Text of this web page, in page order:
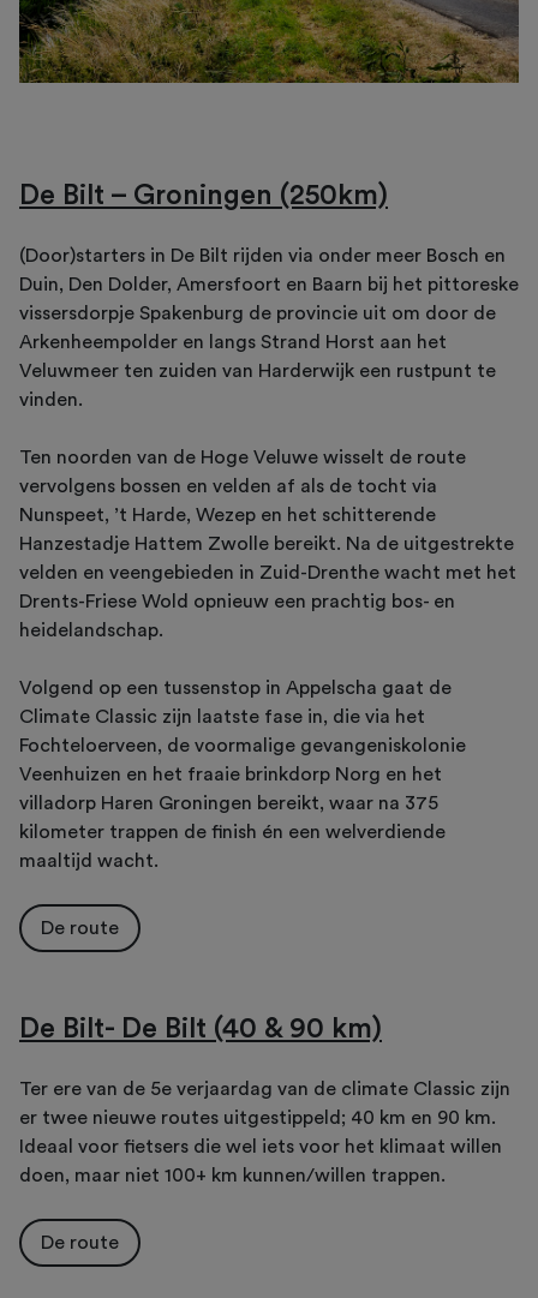
De Bilt – Groningen (250km)
(Door)starters in De Bilt rijden via onder meer Bosch en
Duin, Den Dolder, Amersfoort en Baarn bij het pittoreske
vissersdorpje Spakenburg de provincie uit om door de
Arkenheempolder en langs Strand Horst aan het
Veluwmeer ten zuiden van Harderwijk een rustpunt te
vinden.
Ten noorden van de Hoge Veluwe wisselt de route
vervolgens bossen en velden af als de tocht via
Nunspeet, ’t Harde, Wezep en het schitterende
Hanzestadje Hattem Zwolle bereikt. Na de uitgestrekte
velden en veengebieden in Zuid-Drenthe wacht met het
Drents-Friese Wold opnieuw een prachtig bos- en
heidelandschap.
Volgend op een tussenstop in Appelscha gaat de
Climate Classic zijn laatste fase in, die via het
Fochteloerveen, de voormalige gevangeniskolonie
Veenhuizen en het fraaie brinkdorp Norg en het
villadorp Haren Groningen bereikt, waar na 375
kilometer trappen de finish én een welverdiende
maaltijd wacht.
De route
De Bilt- De Bilt (40 & 90 km)
Ter ere van de 5e verjaardag van de climate Classic zijn
er twee nieuwe routes uitgestippeld; 40 km en 90 km.
Ideaal voor fietsers die wel iets voor het klimaat willen
doen, maar niet 100+ km kunnen/willen trappen.
De route